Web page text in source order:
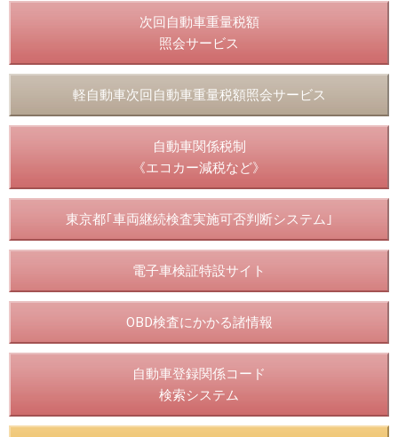
次回自動車重量税額
照会サービス
軽自動車次回自動車重量税額照会サービス
自動車関係税制
《エコカー減税など》
東京都｢車両継続検査実施可否判断システム｣
電子車検証特設サイト
OBD検査にかかる諸情報
自動車登録関係コード
検索システム